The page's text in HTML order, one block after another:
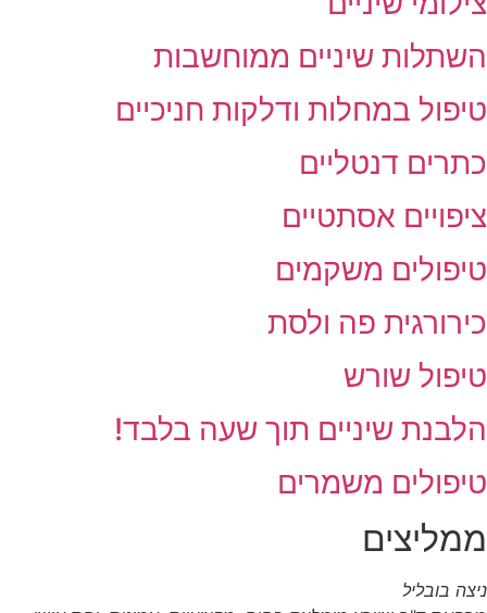
השתלות שיניים ממוחשבות
טיפול במחלות ודלקות חניכיים
כתרים דנטליים
ציפויים אסתטיים
טיפולים משקמים
כירורגית פה ולסת
טיפול שורש
הלבנת שיניים תוך שעה בלבד!
טיפולים משמרים
ממליצים
ניצה בובליל